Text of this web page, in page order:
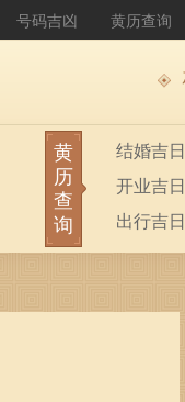
号码吉凶 黄历查询
黄
历
查
询
结婚吉日
开业吉日
出行吉日